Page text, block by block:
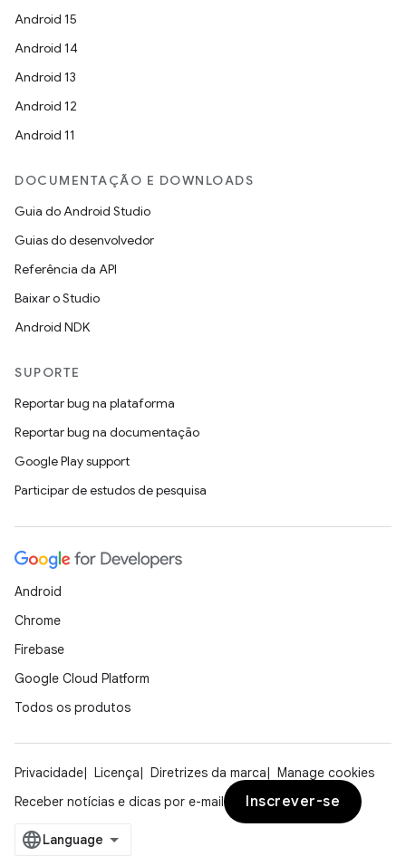
Android 15
Android 14
Android 13
Android 12
Android 11
DOCUMENTAÇÃO E DOWNLOADS
Guia do Android Studio
Guias do desenvolvedor
Referência da API
Baixar o Studio
Android NDK
SUPORTE
Reportar bug na plataforma
Reportar bug na documentação
Google Play support
Participar de estudos de pesquisa
Android
Chrome
Firebase
Google Cloud Platform
Todos os produtos
Privacidade Licença Diretrizes da marca
Manage cookies
Receber notícias e dicas por e-mail
Inscrever-se